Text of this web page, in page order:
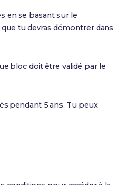
en se basant sur le
tu devras démontrer dans
bloc doit être validé par le
pendant 5 ans. Tu peux